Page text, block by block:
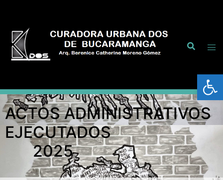
Abrir
ACTOS ADMINISTRATIVOS
EJECUTADOS
2025